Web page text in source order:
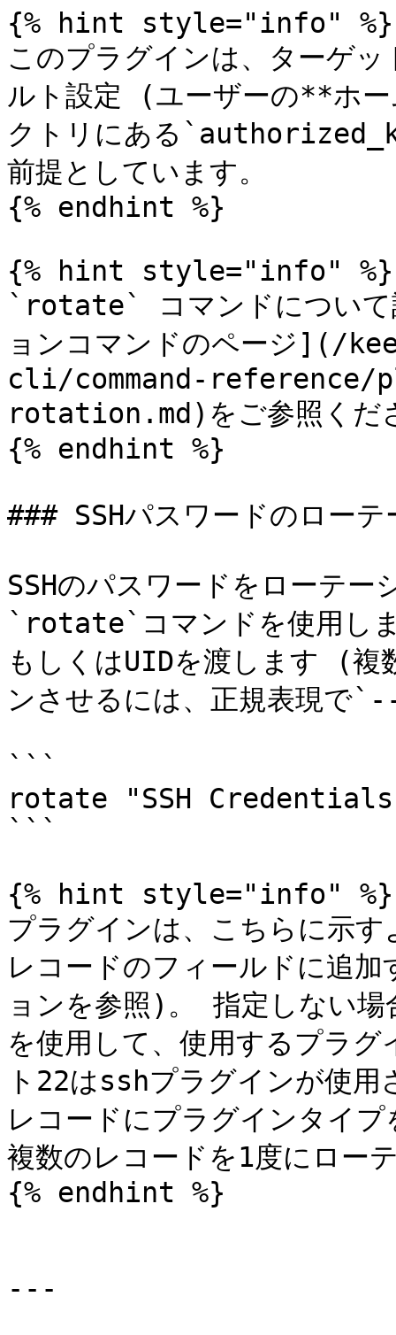
{% hint style="info" %}
このプラグインは、ターゲ
ルト設定 (ユーザーの**ホ
クトリにある
前提としています。
{% endhint %}
{% hint style="info" %}
`rotate` コマンドについて
ョンコマンドのページ](/
cli/command-reference/
rotation.md)をご参照くだ
{% endhint %}
### SSHパスワードのローテ
SSHのパスワードをローテ
`rotate`コマンドを使用し
もしくはUIDを渡します (複
ンさせるには、正規表現で
```
rotate "SSH
```
{% hint style="info" %}
プラグインは、こちらに示
レコードのフィールドに追
ョンを参照)。 指定しない場
を使用して、使用するプラ
ト22はsshプラグインが使
レコードにプラグインタイ
複数のレコードを1度にロー
{% endhint %}
---